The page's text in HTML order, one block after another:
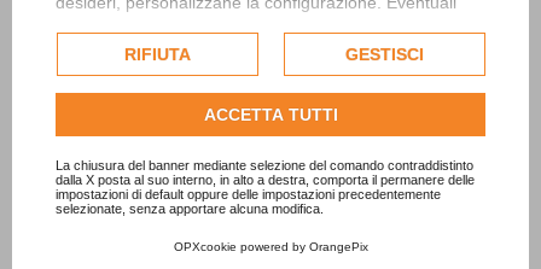
esclusivamente previa acquisizione del consenso
dell'utente.
Consulta l'informativa cookie completa.
RIFIUTA GESTISCI
ACCETTA TUTTI
La chiusura del banner mediante selezione del comando contraddistinto
dalla X posta al suo interno, in alto a destra, comporta il permanere delle
impostazioni di default oppure delle impostazioni precedentemente
selezionate, senza apportare alcuna modifica.
OPXcookie powered by OrangePix
Arte al Centro 2026
Manca poco meno di un mese all'inaugurazione di Arte al
Centro 2026, la storica rassegna annuale che celebra il dialogo